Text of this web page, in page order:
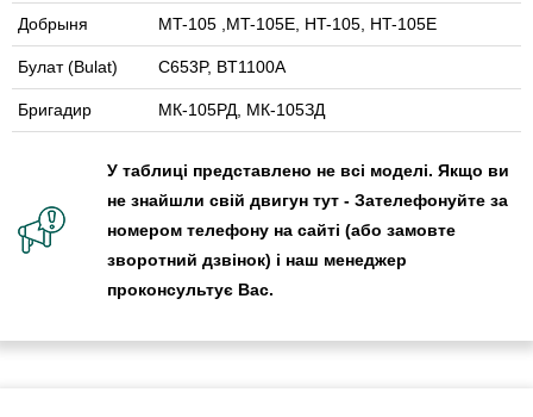
Добрыня MT-105 ,MT-105E, HT-105, HT-105E
Булат (Bulat) C653P, BT1100A
Бригадир МК-105РД, МК-105ЗД
У таблиці представлено не всі моделі. Якщо ви
не знайшли свій двигун тут - Зателефонуйте за
номером телефону на сайті (або замовте
зворотний дзвінок) і наш менеджер
проконсультує Вас.